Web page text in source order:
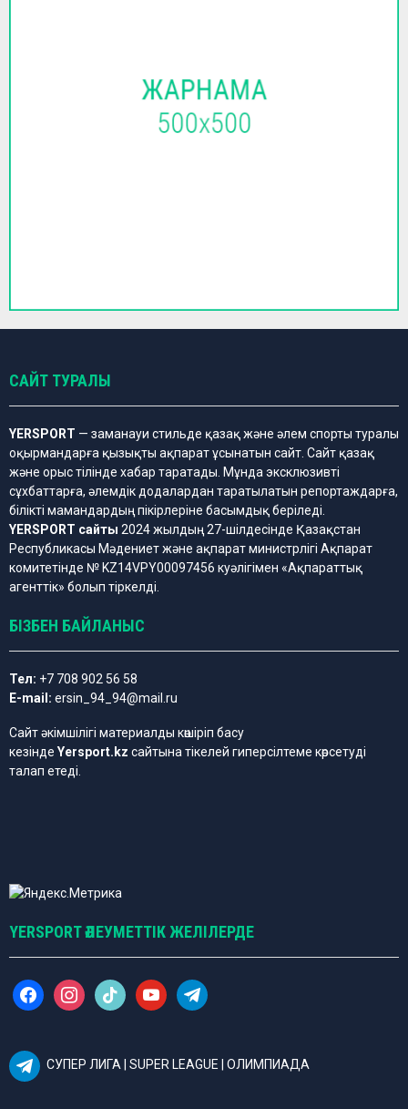
САЙТ ТУРАЛЫ
YERSPORT — заманауи стильде қазақ және әлем спорты туралы
оқырмандарға қызықты ақпарат ұсынатын сайт. Сайт қазақ
және орыс тілінде хабар таратады. Мұнда эксклюзивті
сұхбаттарға, әлемдік додалардан таратылатын репортаждарға,
білікті мамандардың пікірлеріне басымдық беріледі.
YERSPORT сайты 2024 жылдың 27-шілдесінде Қазақстан
Республикасы Мәдениет және ақпарат министрлігі Ақпарат
комитетінде № KZ14VPY00097456 куәлігімен «Ақпараттық
агенттік» болып тіркелді.
БІЗБЕН БАЙЛАНЫС
Тел: +7 708 902 56 58
E-mail: ersin_94_94@mail.ru
Сайт әкімшілігі материалды көшіріп басу
кезінде Yersport.kz сайтына тікелей гиперсілтеме көрсетуді
талап етеді.
YERSPORT ӘЛЕУМЕТТІК ЖЕЛІЛЕРДЕ
f
a
b
o
i
n
a
t
i
o
y
o
u
t
e
g
СУПЕР ЛИГА | SUPER LEAGUE | ОЛИМПИАДА